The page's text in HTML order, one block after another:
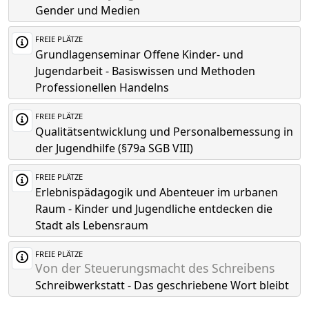
Gender und Medien
FREIE PLÄTZE
Grundlagenseminar Offene Kinder- und
Jugendarbeit - Basiswissen und Methoden
Professionellen Handelns
FREIE PLÄTZE
Qualitätsentwicklung und Personalbemessung in
der Jugendhilfe (§79a SGB VIII)
FREIE PLÄTZE
Erlebnispädagogik und Abenteuer im urbanen
Raum - Kinder und Jugendliche entdecken die
Stadt als Lebensraum
FREIE PLÄTZE
Von der Steuerungsmacht des Schreibens
Schreibwerkstatt - Das geschriebene Wort bleibt